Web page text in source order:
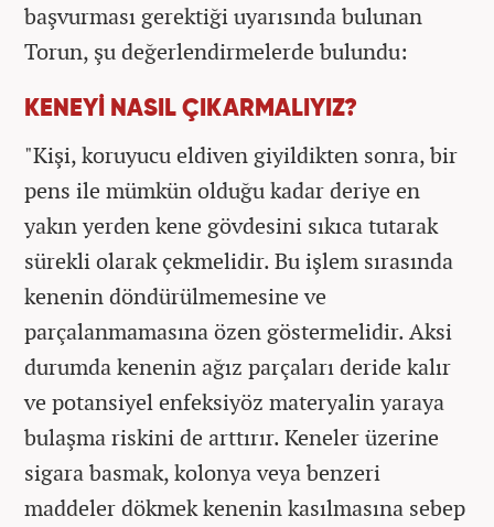
başvurması gerektiği uyarısında bulunan
Torun, şu değerlendirmelerde bulundu:
KENEYİ NASIL ÇIKARMALIYIZ?
"Kişi, koruyucu eldiven giyildikten sonra, bir
pens ile mümkün olduğu kadar deriye en
yakın yerden kene gövdesini sıkıca tutarak
sürekli olarak çekmelidir. Bu işlem sırasında
kenenin döndürülmemesine ve
parçalanmamasına özen göstermelidir. Aksi
durumda kenenin ağız parçaları deride kalır
ve potansiyel enfeksiyöz materyalin yaraya
bulaşma riskini de arttırır. Keneler üzerine
sigara basmak, kolonya veya benzeri
maddeler dökmek kenenin kasılmasına sebep